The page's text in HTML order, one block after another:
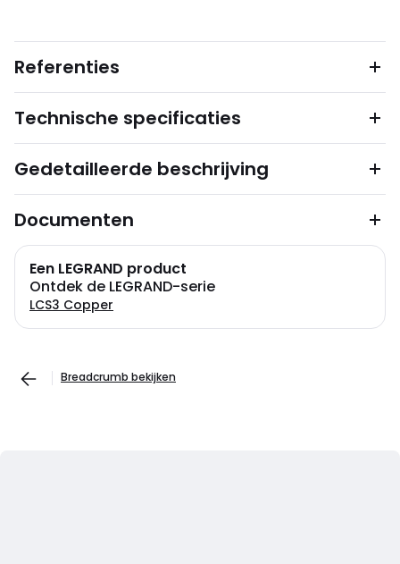
Referenties
Technische specificaties
Gedetailleerde beschrijving
Documenten
Een LEGRAND product
Ontdek de LEGRAND-serie
LCS3 Copper
Breadcrumb bekijken